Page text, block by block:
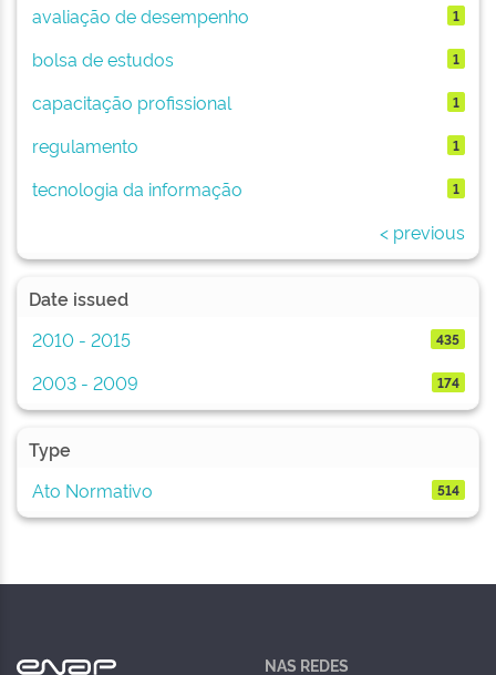
avaliação de desempenho
1
bolsa de estudos 1
capacitação profissional 1
regulamento 1
tecnologia da informação 1
< previous
Date issued
2010 - 2015
435
2003 - 2009 174
Type
Ato Normativo
514
NAS REDES